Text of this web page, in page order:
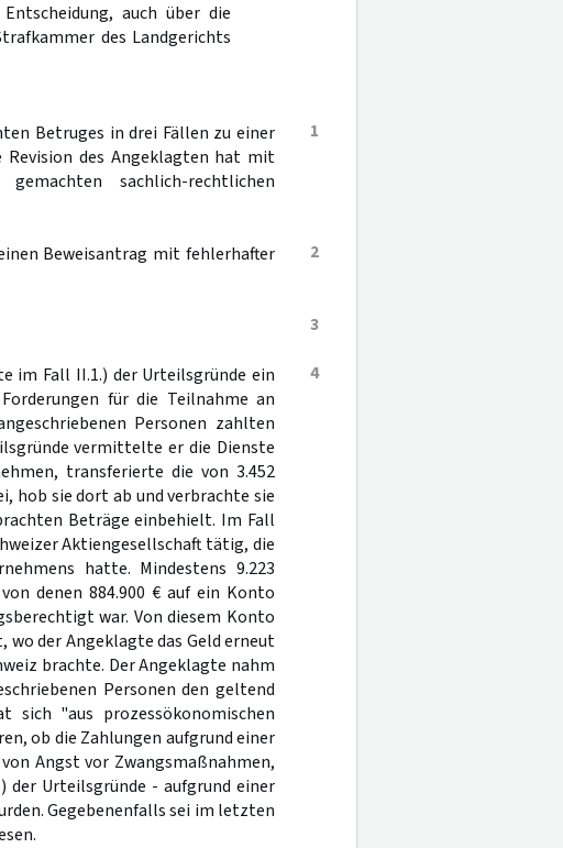
auch über die
des Landgerichts
1
Betruges in drei Fällen zu einer
des Angeklagten hat mit
sachlich-rechtlichen
2
Beweisantrag mit fehlerhafter
3
4
im Fall II.1.) der Urteilsgründe ein
für die Teilnahme an
Personen zahlten
vermittelte er die Dienste
transferierte die von 3.452
hob sie dort ab und verbrachte sie
Beträge einbehielt. Im Fall
Aktiengesellschaft tätig, die
hatte. Mindestens 9.223
denen 884.900 € auf ein Konto
war. Von diesem Konto
der Angeklagte das Geld erneut
brachte. Der Angeklagte nahm
Personen den geltend
sich "aus prozessökonomischen
ob die Zahlungen aufgrund einer
Angst vor Zwangsmaßnahmen,
der Urteilsgründe - aufgrund einer
Gegebenenfalls sei im letzten